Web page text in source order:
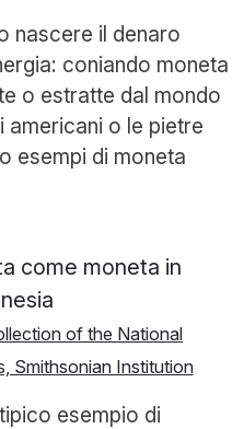
nascere il denaro
coniando moneta
o estratte dal mondo
americani o le pietre
esempi di moneta
come moneta in
of the National
Smithsonian Institution
esempio di